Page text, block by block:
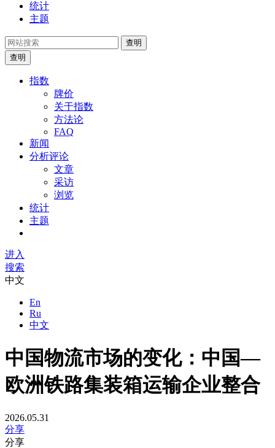
统计
主题
查明
查明
指数
牌价
关于指数
方法论
FAQ
新闻
分析评论
文章
采访
浏览
统计
主题
进入
搜索
中文
En
Ru
中文
中国物流市场的变化：中国—
欧洲铁路集装箱运输企业整合
2026.05.31
分享
分享